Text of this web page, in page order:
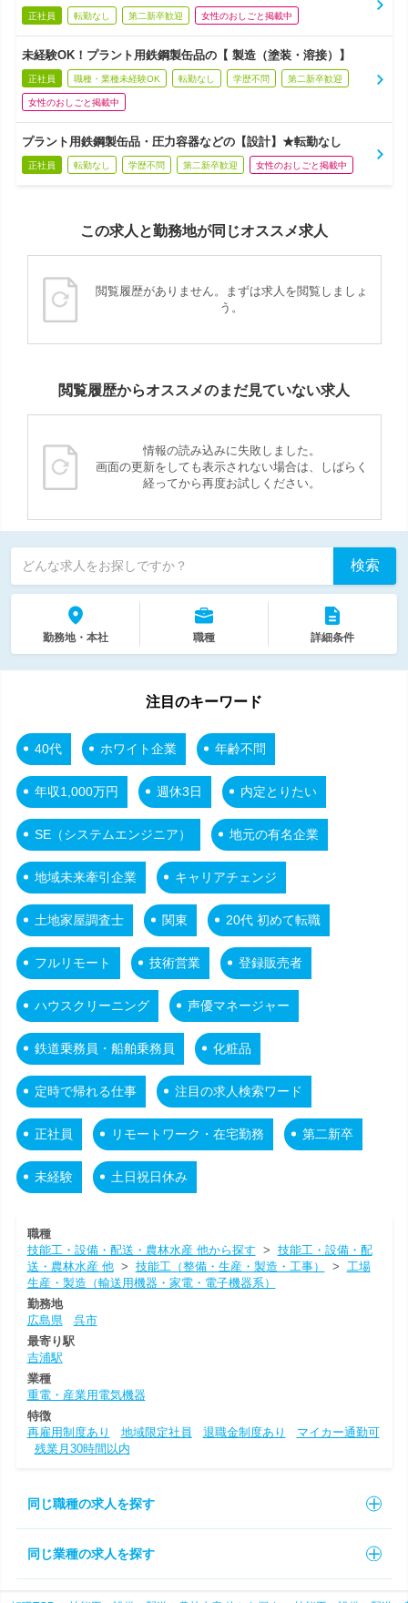
正社員 転勤なし 第二新卒歓迎 女性のおしごと掲載中
未経験OK！プラント用鉄鋼製缶品の【 製造（塗装・溶接）】
正社員 職種・業種未経験OK 転勤なし 学歴不問 第二新卒歓迎
女性のおしごと掲載中
プラント用鉄鋼製缶品・圧力容器などの【設計】★転勤なし
正社員 転勤なし 学歴不問 第二新卒歓迎 女性のおしごと掲載中
この求人と勤務地が同じオススメ求人
閲覧履歴がありません。まずは求人を閲覧しましょ
う。
閲覧履歴からオススメのまだ見ていない求人
情報の読み込みに失敗しました。
画面の更新をしても表示されない場合は、しばらく
経ってから再度お試しください。
どんな求人をお探しですか？ 検索
勤務地・本社 職種 詳細条件
注目のキーワード
40代 ホワイト企業 年齢不問
年収1,000万円 週休3日 内定とりたい
SE（システムエンジニア） 地元の有名企業
地域未来牽引企業 キャリアチェンジ
土地家屋調査士 関東 20代 初めて転職
フルリモート 技術営業 登録販売者
ハウスクリーニング 声優マネージャー
鉄道乗務員・船舶乗務員 化粧品
定時で帰れる仕事 注目の求人検索ワード
正社員 リモートワーク・在宅勤務 第二新卒
未経験 土日祝日休み
職種
技能工・設備・配送・農林水産 他から探す > 技能工・設備・配
送・農林水産 他> 技能工（整備・生産・製造・工事） > 工場
生産・製造（輸送用機器・家電・電子機器系）
勤務地
広島県
呉市
最寄り駅
吉浦駅
業種
重電・産業用電気機器
特徴
再雇用制度あり
地域限定社員 退職金制度あり
マイカー通勤可
残業月30時間以内
同じ職種の求人を探す
同じ業種の求人を探す